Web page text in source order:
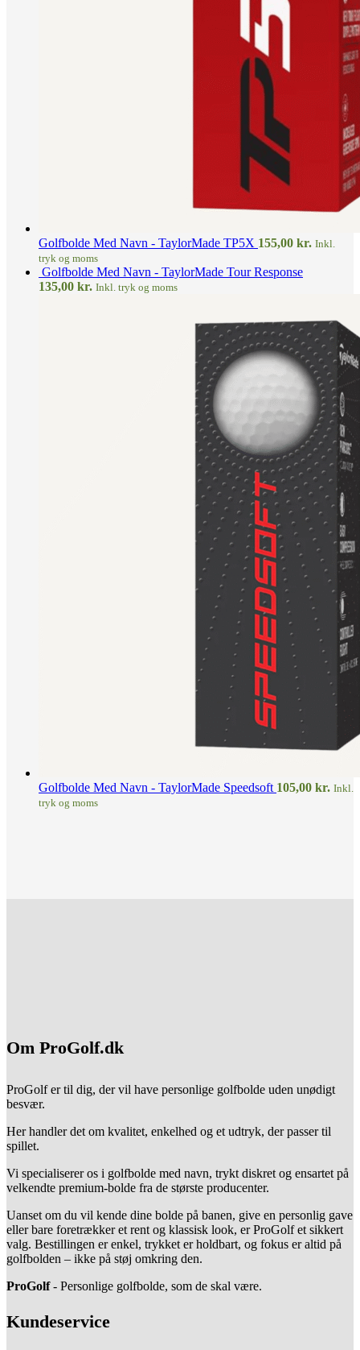
Golfbolde Med Navn - TaylorMade TP5X 155,00 kr. Inkl.
tryk og moms
Golfbolde Med Navn - TaylorMade Tour Response
135,00 kr. Inkl. tryk og moms
Golfbolde Med Navn - TaylorMade Speedsoft 105,00 kr. Inkl.
tryk og moms
Om ProGolf.dk
ProGolf er til dig, der vil have personlige golfbolde uden unødigt
besvær.
Her handler det om kvalitet, enkelhed og et udtryk, der passer til
spillet.
Vi specialiserer os i golfbolde med navn, trykt diskret og ensartet på
velkendte premium-bolde fra de største producenter.
Uanset om du vil kende dine bolde på banen, give en personlig gave
eller bare foretrækker et rent og klassisk look, er ProGolf et sikkert
valg. Bestillingen er enkel, trykket er holdbart, og fokus er altid på
golfbolden – ikke på støj omkring den.
ProGolf- Personlige golfbolde, som de skal være.
Kundeservice